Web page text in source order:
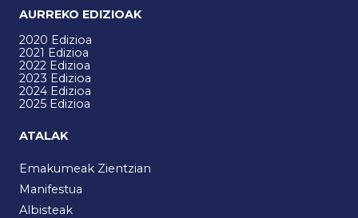
AURREKO EDIZIOAK
2020 Edizioa
2021 Edizioa
2022 Edizioa
2023 Edizioa
2024 Edizioa
2025 Edizioa
ATALAK
Emakumeak Zientzian
Manifestua
Albisteak